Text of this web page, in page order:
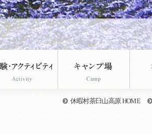
休暇村茶臼山高原 HOME